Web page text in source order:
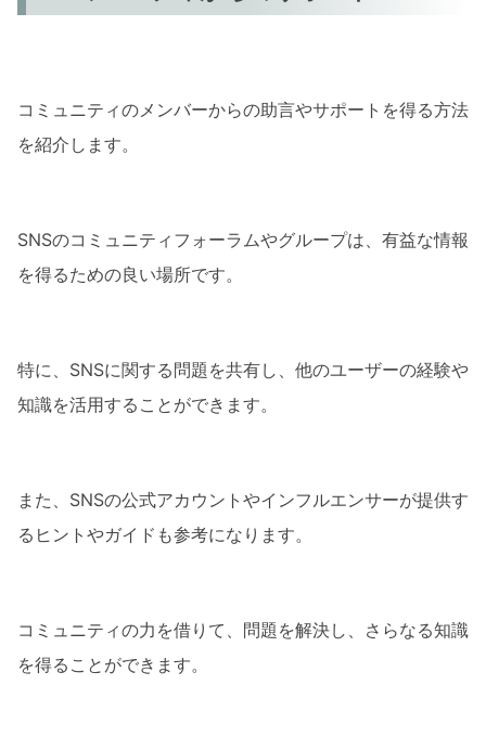
コミュニティのメンバーからの助言やサポートを得る方法
を紹介します。
SNSのコミュニティフォーラムやグループは、有益な情報
を得るための良い場所です。
特に、SNSに関する問題を共有し、他のユーザーの経験や
知識を活用することができます。
また、SNSの公式アカウントやインフルエンサーが提供す
るヒントやガイドも参考になります。
コミュニティの力を借りて、問題を解決し、さらなる知識
を得ることができます。